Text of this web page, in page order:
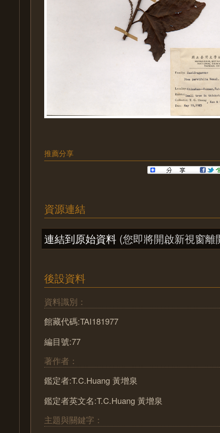
推薦分享
資源連結
連結到原始資料 (您即將開啟新視窗離
後設資料
資料識別：
館藏代碼:TAI181977
編目號:77
著作者：
鑑定者:T.C.Huang 黃增泉
鑑定者英文名:T.C.Huang 黃增泉
主題與關鍵字：